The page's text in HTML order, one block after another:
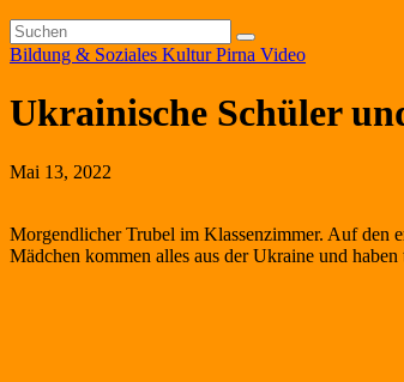
Bildung & Soziales KulturPirna Video
Ukrainische Schüler
Mai 13, 2022
Morgendlicher Trubel im Klassenzimmer. Auf den
Mädchen kommen alles aus der Ukraine und